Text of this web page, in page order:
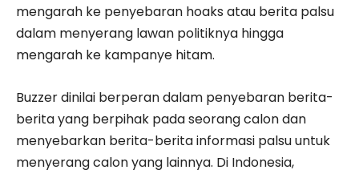
mengarah ke penyebaran hoaks atau berita palsu
dalam menyerang lawan politiknya hingga
mengarah ke kampanye hitam.
Buzzer dinilai berperan dalam penyebaran berita-
berita yang berpihak pada seorang calon dan
menyebarkan berita-berita informasi palsu untuk
menyerang calon yang lainnya. Di Indonesia,